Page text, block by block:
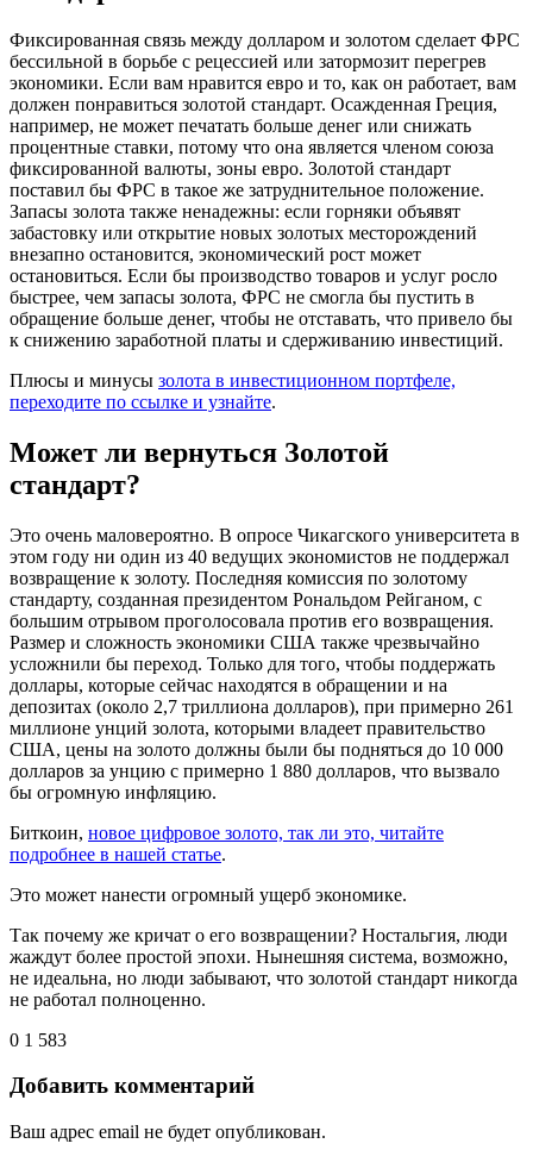
Фиксированная связь между долларом и золотом сделает ФРС
бессильной в борьбе с рецессией или затормозит перегрев
экономики. Если вам нравится евро и то, как он работает, вам
должен понравиться золотой стандарт. Осажденная Греция,
например, не может печатать больше денег или снижать
процентные ставки, потому что она является членом союза
фиксированной валюты, зоны евро. Золотой стандарт
поставил бы ФРС в такое же затруднительное положение.
Запасы золота также ненадежны: если горняки объявят
забастовку или открытие новых золотых месторождений
внезапно остановится, экономический рост может
остановиться. Если бы производство товаров и услуг росло
быстрее, чем запасы золота, ФРС не смогла бы пустить в
обращение больше денег, чтобы не отставать, что привело бы
к снижению заработной платы и сдерживанию инвестиций.
Плюсы и минусы золота в инвестиционном портфеле,
переходите по ссылке и узнайте.
Может ли вернуться Золотой
стандарт?
Это очень маловероятно. В опросе Чикагского университета в
этом году ни один из 40 ведущих экономистов не поддержал
возвращение к золоту. Последняя комиссия по золотому
стандарту, созданная президентом Рональдом Рейганом, с
большим отрывом проголосовала против его возвращения.
Размер и сложность экономики США также чрезвычайно
усложнили бы переход. Только для того, чтобы поддержать
доллары, которые сейчас находятся в обращении и на
депозитах (около 2,7 триллиона долларов), при примерно 261
миллионе унций золота, которыми владеет правительство
США, цены на золото должны были бы подняться до 10 000
долларов за унцию с примерно 1 880 долларов, что вызвало
бы огромную инфляцию.
Биткоин, новое цифровое золото, так ли это, читайте
подробнее в нашей статье.
Это может нанести огромный ущерб экономике.
Так почему же кричат о его возвращении? Ностальгия, люди
жаждут более простой эпохи. Нынешняя система, возможно,
не идеальна, но люди забывают, что золотой стандарт никогда
не работал полноценно.
0 1 583
Добавить комментарий
Ваш адрес email не будет опубликован.